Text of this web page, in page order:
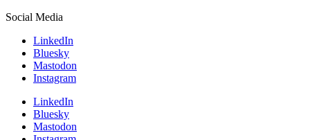
Social Media
LinkedIn
Bluesky
Mastodon
Instagram
LinkedIn
Bluesky
Mastodon